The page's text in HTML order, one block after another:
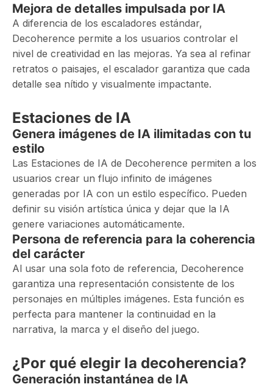
Mejora de detalles impulsada por IA
A diferencia de los escaladores estándar,
Decoherence permite a los usuarios controlar el
nivel de creatividad en las mejoras. Ya sea al refinar
retratos o paisajes, el escalador garantiza que cada
detalle sea nítido y visualmente impactante.
Estaciones de IA
Genera imágenes de IA ilimitadas con tu
estilo
Las Estaciones de IA de Decoherence permiten a los
usuarios crear un flujo infinito de imágenes
generadas por IA con un estilo específico. Pueden
definir su visión artística única y dejar que la IA
genere variaciones automáticamente.
Persona de referencia para la coherencia
del carácter
Al usar una sola foto de referencia, Decoherence
garantiza una representación consistente de los
personajes en múltiples imágenes. Esta función es
perfecta para mantener la continuidad en la
narrativa, la marca y el diseño del juego.
¿Por qué elegir la decoherencia?
Generación instantánea de IA